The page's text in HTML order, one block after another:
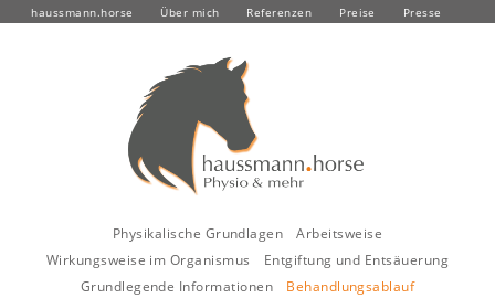
haussmann.horse Über mich Referenzen Preise Presse
Physikalische Grundlagen
Arbeitsweise
Wirkungsweise im Organismus
Entgiftung und Entsäuerung
Grundlegende Informationen
Behandlungsablauf